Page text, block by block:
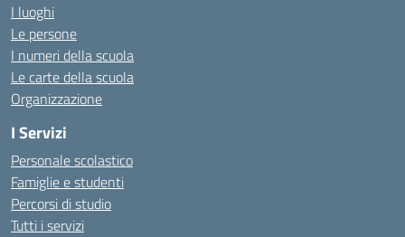
I luoghi
Le persone
I numeri della scuola
Le carte della scuola
Organizzazione
I Servizi
Personale scolastico
Famiglie e studenti
Percorsi di studio
Tutti i servizi